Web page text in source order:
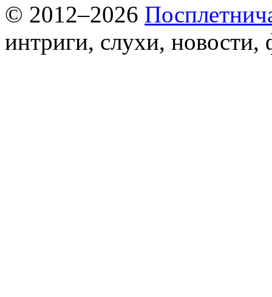
© 2012–2026
интриги, слухи, новости,